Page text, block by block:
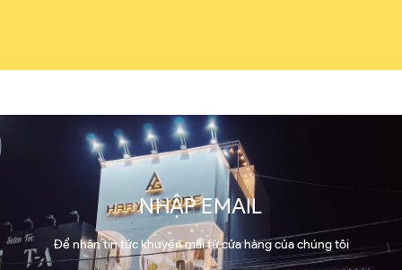
NHẬP EMAIL
Để nhận tin tức khuyến mãi từ cửa hàng của chúng tôi